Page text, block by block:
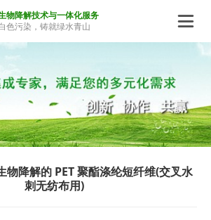
物降解技术与一体化服务
色污染，铸就绿水青山

物降解的 PET 聚酯涤纶短纤维(交叉水
刺无纺布用)